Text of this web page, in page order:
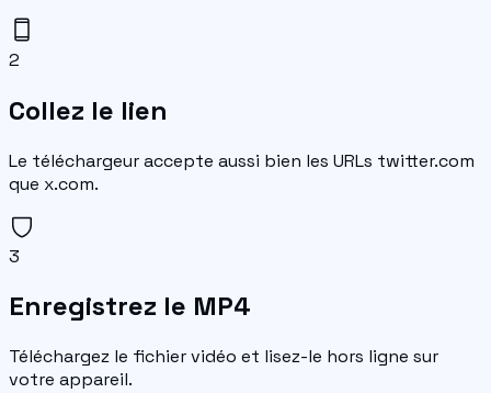
2
Collez le lien
Le téléchargeur accepte aussi bien les URLs twitter.com
que x.com.
3
Enregistrez le MP4
Téléchargez le fichier vidéo et lisez-le hors ligne sur
votre appareil.